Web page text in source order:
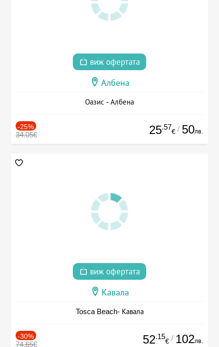
виж офертата
Албена
Оазис - Албена
-25%
34.05€ 25.57
€ / 50лв.
виж офертата
Кавала
Tosca Beach- Кавала
-30%
74.65€ 52.15
€ / 102лв.